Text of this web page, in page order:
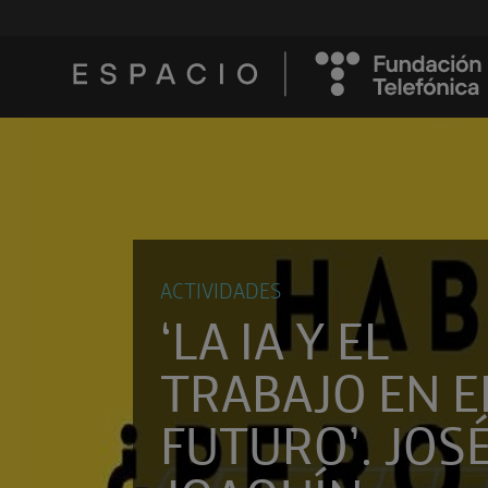
ACTIVIDADES
‘LA IA Y EL
TRABAJO EN
FUTURO’.